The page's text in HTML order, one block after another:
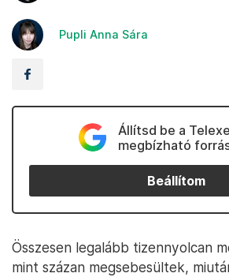
Pupli Anna Sára
Állítsd be a
megbízható
Beállítom
Összesen legalább tizennyolcan
mint százan megsebesültek,